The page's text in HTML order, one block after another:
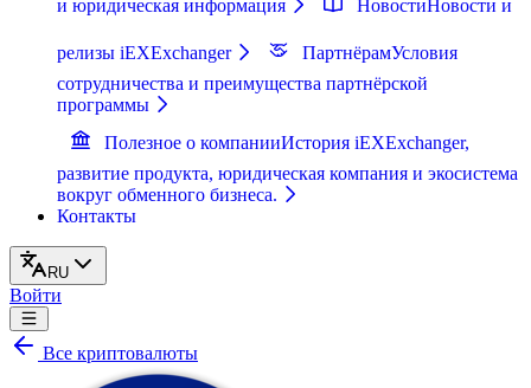
и юридическая информация НовостиНовости и
релизы iEXExchanger ПартнёрамУсловия
сотрудничества и преимущества партнёрской
программы
Полезное о компанииИстория iEXExchanger,
развитие продукта, юридическая компания и экосистема
вокруг обменного бизнеса.
Контакты
RU
Войти
Все криптовалюты